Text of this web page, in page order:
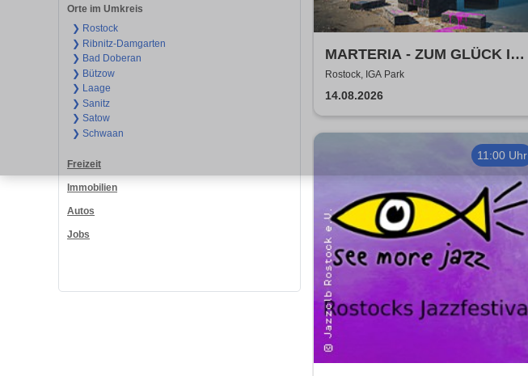
Orte im Umkreis
❯ Rostock
❯ Ribnitz-Damgarten
❯ Bad Doberan
❯ Bützow
❯ Laage
❯ Sanitz
❯ Satow
❯ Schwaan
Freizeit
Immobilien
Autos
Jobs
MARTERIA - ZUM GLÜCK IN
DIE ZUKUNFT TOUR 2026
Rostock, IGA Park
14.08.2026
11:00 Uhr